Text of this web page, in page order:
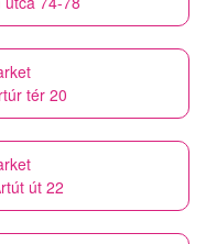
tér 20
út 22